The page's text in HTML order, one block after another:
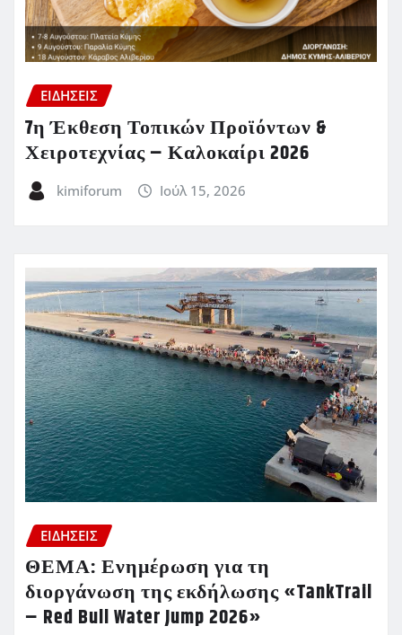
ΕΙΔΗΣΕΙΣ
7η Έκθεση Τοπικών Προϊόντων &
Χειροτεχνίας – Καλοκαίρι 2026
kimiforum Ιούλ 15, 2026
ΕΙΔΗΣΕΙΣ
ΘΕΜΑ: Ενημέρωση για τη
διοργάνωση της εκδήλωσης «TankTrail
– Red Bull Water Jump 2026»